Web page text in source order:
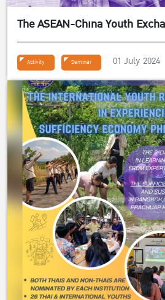
The ASEAN-China Youth
Activity Seminar 01 July 2024